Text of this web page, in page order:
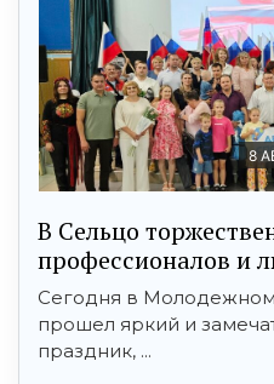
8
В Сельцо
профессионалов и
Сегодня в
прошел яркий и
праздник, ...